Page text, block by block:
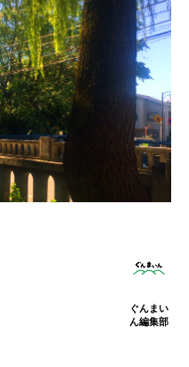
濃厚バター香る無添加
アップルパイ専門店
「阿部りんご園」さん
に行ってきました！
ぐんま
ん編集
2023.05.01
ぐんまい
ん編集部